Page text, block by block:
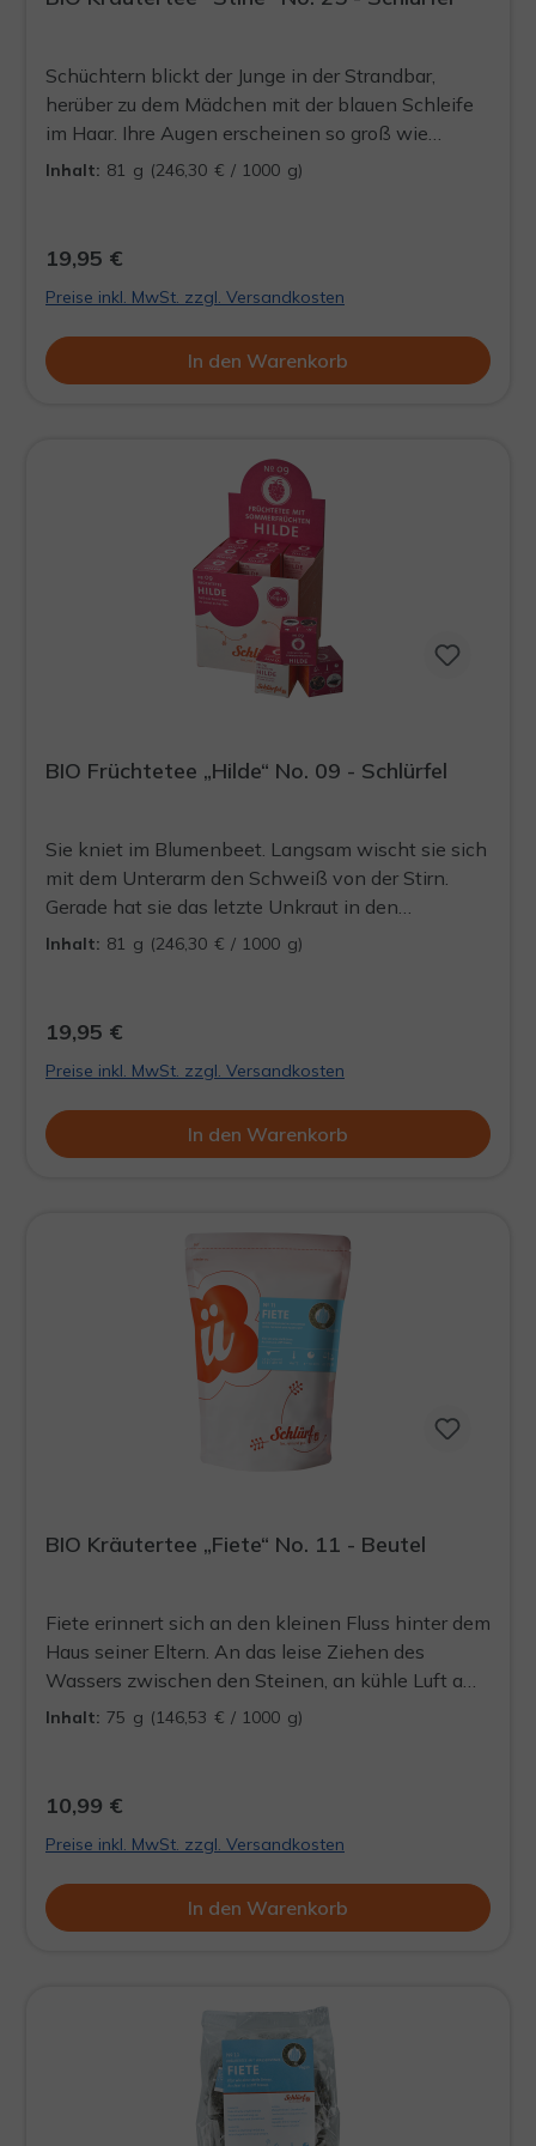
Schüchtern blickt der Junge in der Strandbar,
herüber zu dem Mädchen mit der blauen Schleife
im Haar. Ihre Augen erscheinen so groß wie
Apfelsinen. Mit einem Schluck köstlichen Ingwer-
vom Buch und spricht ihn an. Über seine Zunge
passiert? Und was hat sie gesagt?
Inhalt: 81 g (246,30 € / 1000 g)
19,95 €
Preise inkl. MwSt. zzgl. Versandkosten
In den Warenkorb
BIO Früchtetee „Hilde“ No. 09 - Schlürfel
Sie kniet im Blumenbeet. Langsam wischt sie sich
mit dem Unterarm den Schweiß von der Stirn.
Gerade hat sie das letzte Unkraut in den
Drahtkorb geworfen. Sie steht auf, putzt sich die
Schaukel, auf der sie einst gemeinsam saßen und
Das kräftige Beerenaroma erfrischt sie. Sie lächelt.
Inhalt: 81 g (246,30 € / 1000 g)
19,95 €
Preise inkl. MwSt. zzgl. Versandkosten
In den Warenkorb
BIO Kräutertee „Fiete“ No. 11 - Beutel
Fiete erinnert sich an den kleinen Fluss hinter dem
Haus seiner Eltern. An das leise Ziehen des
Wassers zwischen den Steinen, an kühle Luft am
Ufer und an Tage, die einfach ihren Lauf
Heute findet er diesen Moment wieder – in einer
begleitet er seinen Alltag in der Stadt, ohne viel
daraus zu machen. Kein großes Thema, kein Ritual.
Einfach ein Tee, der da ist, weils schmeckt und
weil er es kann. Und überhaupt. Kein Mensch
Inhalt:75 g (146,53 € / 1000 g)
10,99 €
Preise inkl. MwSt. zzgl. Versandkosten
In den Warenkorb